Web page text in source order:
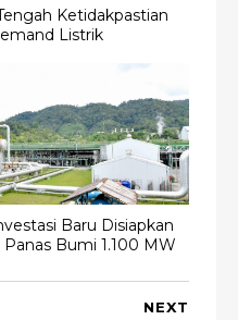
Ketidakpastian
Listrik
Baru Disiapkan
Bumi 1.100 MW
NEXT